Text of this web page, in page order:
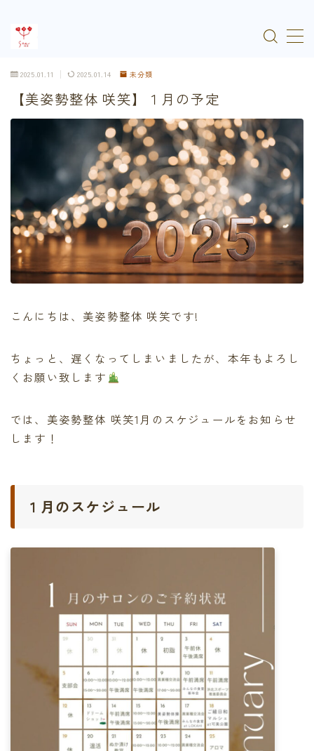
MENU
HOME
サービスの流れ
お知らせ
ご予約はこちら
2025.01.11 2025.01.14 未分類
【美姿勢整体 咲笑】１月の予定
こんにちは、美姿勢整体 咲笑です!
ちょっと、遅くなってしまいましたが、本年もよろし
くお願い致します
では、美姿勢整体 咲笑1月のスケジュールをお知らせ
します！
１月のスケジュール